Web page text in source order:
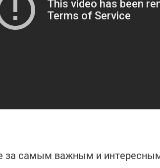
за самым важным и